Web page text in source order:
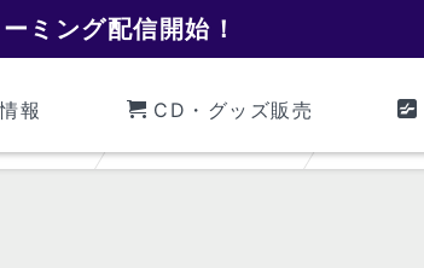
ミング配信開始！
報 CD・グッズ販売